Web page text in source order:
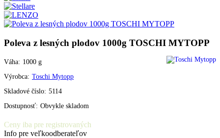
Poleva z lesných plodov 1000g TOSCHI MYTOPP
Váha: 1000 g
Výrobca: Toschi Mytopp
Skladové číslo: 5114
Dostupnosť: Obvykle skladom
Ceny iba pre registrovaných
Info pre veľkoodberateľov